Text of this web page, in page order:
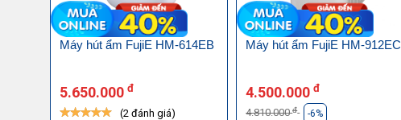
Máy hút ẩm FujiE HM-614EB
5.650.000 đ
(2 đánh giá)
Máy hút ẩm FujiE HM-912EC
4.500.000đ
4.810.000đ -6%